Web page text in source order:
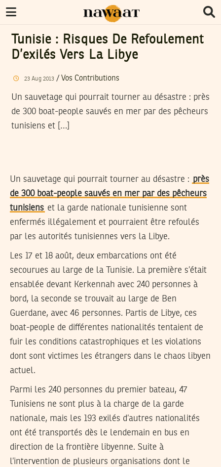
Tunisie : Risques De Refoulement
D’exilés Vers La Libye
23 Aug 2013/ Vos Contributions
Un sauvetage qui pourrait tourner au désastre : près
de 300 boat-people sauvés en mer par des pêcheurs
tunisiens et […]
Un sauvetage qui pourrait tourner au désastre : près
de 300 boat-people sauvés en mer par des pêcheurs
tunisiens et la garde nationale tunisienne sont
enfermés illégalement et pourraient être refoulés
par les autorités tunisiennes vers la Libye.
Les 17 et 18 août, deux embarcations ont été
secourues au large de la Tunisie. La première s’était
ensablée devant Kerkennah avec 240 personnes à
bord, la seconde se trouvait au large de Ben
Guerdane, avec 46 personnes. Partis de Libye, ces
boat-people de différentes nationalités tentaient de
fuir les conditions catastrophiques et les violations
dont sont victimes les étrangers dans le chaos libyen
actuel.
Parmi les 240 personnes du premier bateau, 47
Tunisiens ne sont plus à la charge de la garde
nationale, mais les 193 exilés d’autres nationalités
ont été transportés dès le lendemain en bus en
direction de la frontière libyenne. Suite à
l’intervention de plusieurs organisations dont le